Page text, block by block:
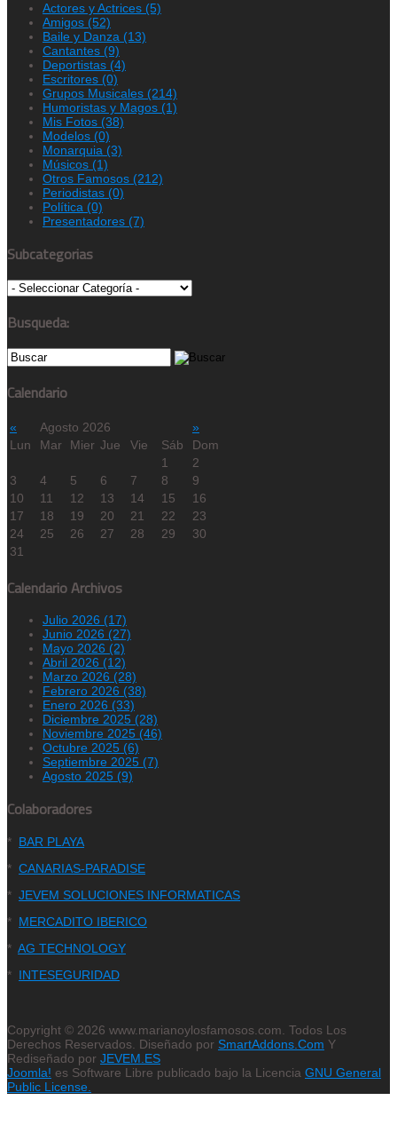
Actores y Actrices (5)
Amigos (52)
Baile y Danza (13)
Cantantes (9)
Deportistas (4)
Escritores (0)
Grupos Musicales (214)
Humoristas y Magos (1)
Mis Fotos (38)
Modelos (0)
Monarquia (3)
Músicos (1)
Otros Famosos (212)
Periodistas (0)
Política (0)
Presentadores (7)
Subcategorias
Busqueda:
Calendario
« Agosto 2026
»
Lun
Mar Mier Jue Vie Sáb
Dom
1
2
3
4 5 6 7 8
9
10
11 12 13 14 15
16
17
18 19 20 21 22
23
24
25 26 27 28 29
30
31
Calendario Archivos
Julio 2026 (17)
Junio 2026 (27)
Mayo 2026 (2)
Abril 2026 (12)
Marzo 2026 (28)
Febrero 2026 (38)
Enero 2026 (33)
Diciembre 2025 (28)
Noviembre 2025 (46)
Octubre 2025 (6)
Septiembre 2025 (7)
Agosto 2025 (9)
Colaboradores
* BAR PLAYA
* CANARIAS-PARADISE
* JEVEM SOLUCIONES INFORMATICAS
* MERCADITO IBERICO
* AG TECHNOLOGY
* INTESEGURIDAD
Copyright © 2026 www.marianoylosfamosos.com. Todos Los
Derechos Reservados. Diseñado por SmartAddons.Com Y
Rediseñado por JEVEM.ES
Joomla! es Software Libre publicado bajo la Licencia GNU General
Public License.